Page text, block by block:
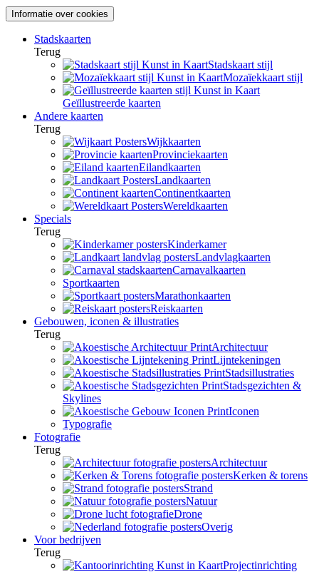
Informatie over cookies
Stadskaarten
Terug
Stadskaart stijl
Mozaïekkaart stijl
Geïllustreerde kaarten
Andere kaarten
Terug
Wijkkaarten
Provinciekaarten
Eilandkaarten
Landkaarten
Continentkaarten
Wereldkaarten
Specials
Terug
Kinderkamer
Landvlagkaarten
Carnavalkaarten
Sportkaarten
Marathonkaarten
Reiskaarten
Gebouwen, iconen & illustraties
Terug
Architectuur
Lijntekeningen
Stadsillustraties
Stadsgezichten &
Skylines
Iconen
Typografie
Fotografie
Terug
Architectuur
Kerken & torens
Strand
Natuur
Drone
Overig
Voor bedrijven
Terug
Projectinrichting